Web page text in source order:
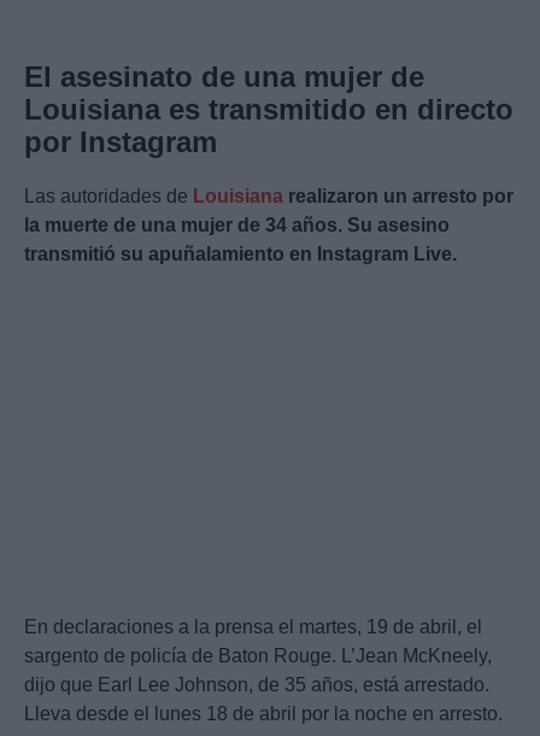
El asesinato de una mujer de
Louisiana es transmitido en directo
por Instagram
Las autoridades de Louisiana realizaron un arresto por
la muerte de una mujer de 34 años. Su asesino
transmitió su apuñalamiento en Instagram Live.
En declaraciones a la prensa el martes, 19 de abril, el
sargento de policía de Baton Rouge. L’Jean McKneely,
dijo que Earl Lee Johnson, de 35 años, está arrestado.
Lleva desde el lunes 18 de abril por la noche en arresto.